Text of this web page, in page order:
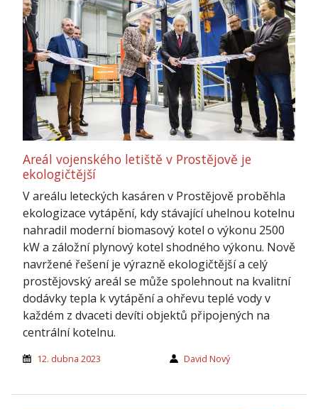
Areál vojenského letiště v Prostějově je
ekologičtější
V areálu leteckých kasáren v Prostějově proběhla
ekologizace vytápění, kdy stávající uhelnou kotelnu
nahradil moderní biomasový kotel o výkonu 2500
kW a záložní plynový kotel shodného výkonu. Nově
navržené řešení je výrazně ekologičtější a celý
prostějovský areál se může spolehnout na kvalitní
dodávky tepla k vytápění a ohřevu teplé vody v
každém z dvaceti devíti objektů připojených na
centrální kotelnu.
12. dubna 2023 David Nový